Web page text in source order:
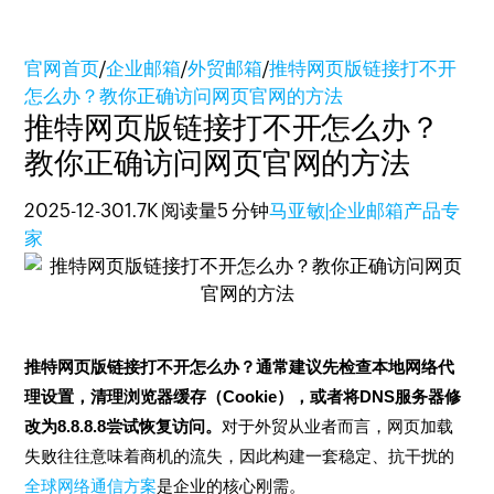
官网首页/企业邮箱/外贸邮箱/推特网页版链接打不开
怎么办？教你正确访问网页官网的方法
推特网页版链接打不开怎么办？
教你正确访问网页官网的方法
2025-12-301.7K 阅读量5 分钟马亚敏|企业邮箱产品专
家
推特网页版链接打不开怎么办？通常建议先检查本地网络代
理设置，清理浏览器缓存（Cookie），或者将DNS服务器修
改为8.8.8.8尝试恢复访问。 对于外贸从业者而言，网页加载
失败往往意味着商机的流失，因此构建一套稳定、抗干扰的
全球网络通信方案是企业的核心刚需。